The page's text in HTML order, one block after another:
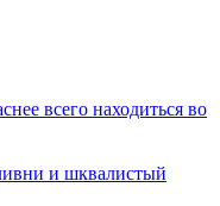
всего находиться во
и шквалистый